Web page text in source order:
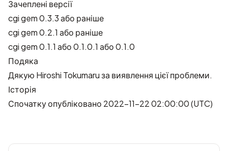
Зачеплені версії
cgi gem 0.3.3 або раніше
cgi gem 0.2.1 або раніше
cgi gem 0.1.1 або 0.1.0.1 або 0.1.0
Подяка
Дякую Hiroshi Tokumaruза виявлення цієї проблеми.
Історія
Спочатку опубліковано 2022-11-22 02:00:00 (UTC)